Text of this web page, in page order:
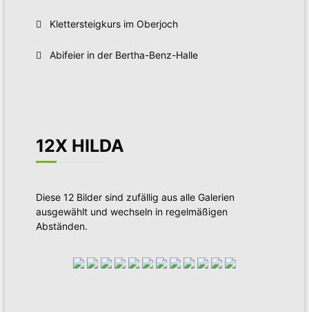
Klettersteigkurs im Oberjoch
Abifeier in der Bertha-Benz-Halle
12X HILDA
Diese 12 Bilder sind zufällig aus alle Galerien
ausgewählt und wechseln in regelmäßigen
Abständen.